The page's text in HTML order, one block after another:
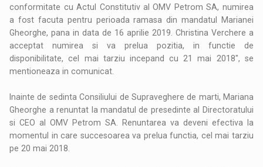
conformitate cu Actul Constitutiv al OMV Petrom SA, numirea
a fost facuta pentru perioada ramasa din mandatul Marianei
Gheorghe, pana in data de 16 aprilie 2019. Christina Verchere a
acceptat numirea si va prelua pozitia, in functie de
disponibilitate, cel mai tarziu incepand cu 21 mai 2018", se
mentioneaza in comunicat.
Inainte de sedinta Consiliului de Supraveghere de marti, Mariana
Gheorghe a renuntat la mandatul de presedinte al Directoratului
si CEO al OMV Petrom SA. Renuntarea va deveni efectiva la
momentul in care succesoarea va prelua functia, cel mai tarziu
pe 20 mai 2018.